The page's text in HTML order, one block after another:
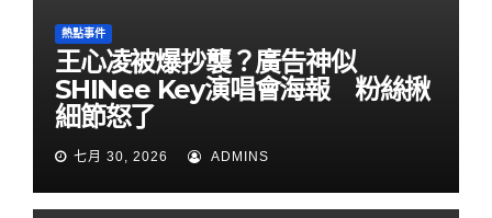
熱點事件
王心凌被爆抄襲？廣告神似
SHINee Key演唱會海報 粉絲揪
細節怒了
七月 30, 2026 ADMINS